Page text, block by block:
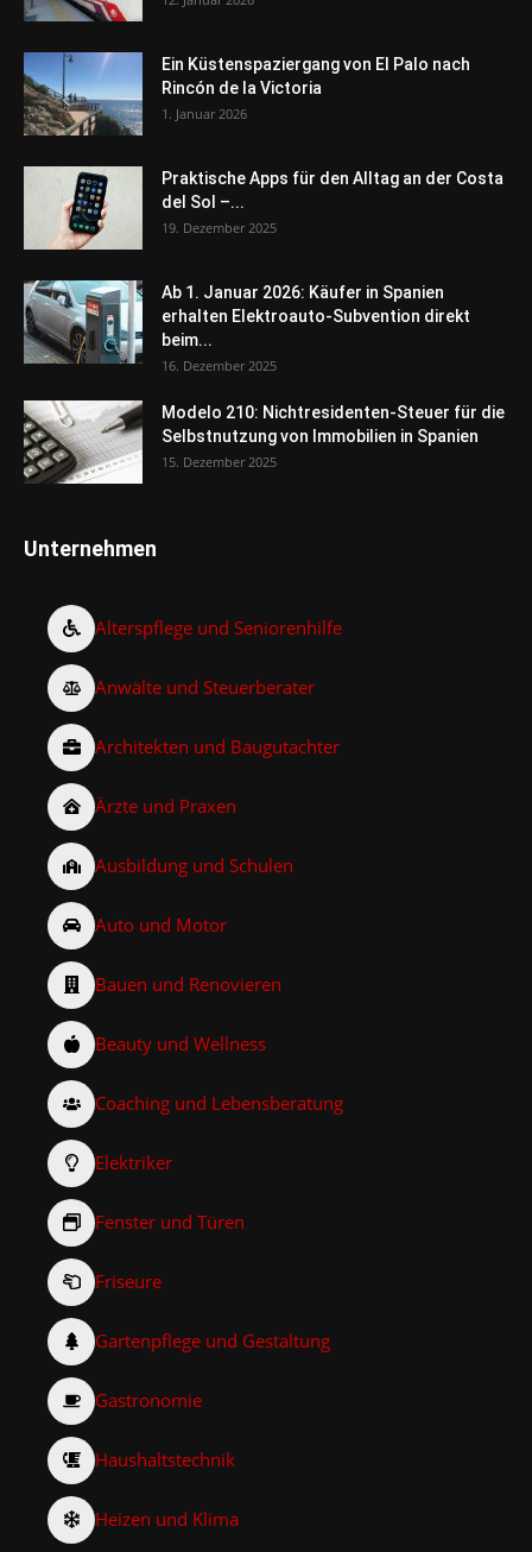
Ein Küstenspaziergang von El Palo nach
Rincón de la Victoria
1. Januar 2026
Praktische Apps für den Alltag an der Costa
del Sol –...
19. Dezember 2025
Ab 1. Januar 2026: Käufer in Spanien
erhalten Elektroauto-Subvention direkt
beim...
16. Dezember 2025
Modelo 210: Nichtresidenten-Steuer für die
Selbstnutzung von Immobilien in Spanien
15. Dezember 2025
Unternehmen
Alterspflege und Seniorenhilfe
Anwälte und Steuerberater
Architekten und Baugutachter
Ärzte und Praxen
Ausbildung und Schulen
Auto und Motor
Bauen und Renovieren
Beauty und Wellness
Coaching und Lebensberatung
Elektriker
Fenster und Türen
Friseure
Gartenpflege und Gestaltung
Gastronomie
Haushaltstechnik
Heizen und Klima